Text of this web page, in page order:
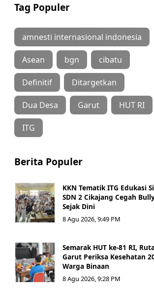
Tag Populer
amnesti internasional indonesia
Asean bgn cibatu
Definitif Ditargetkan
Dua Desa Garut HUT RI
ITG
Berita Populer
KKN Tematik ITG Edukasi
SDN 2 Cikajang Cegah
Sejak Dini
8 Agu 2026, 9:49 PM
Semarak HUT ke-81 RI,
Garut Periksa Kesehatan
Warga Binaan
8 Agu 2026, 9:28 PM